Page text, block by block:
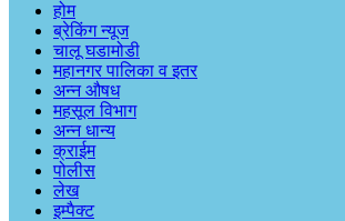
होम
ब्रेकिंग न्यूज
चालू घडामोडी
महानगर पालिका व इतर
अन्न औषध
महसूल विभाग
अन्न धान्य
क्राईम
पोलीस
लेख
इम्पैक्ट